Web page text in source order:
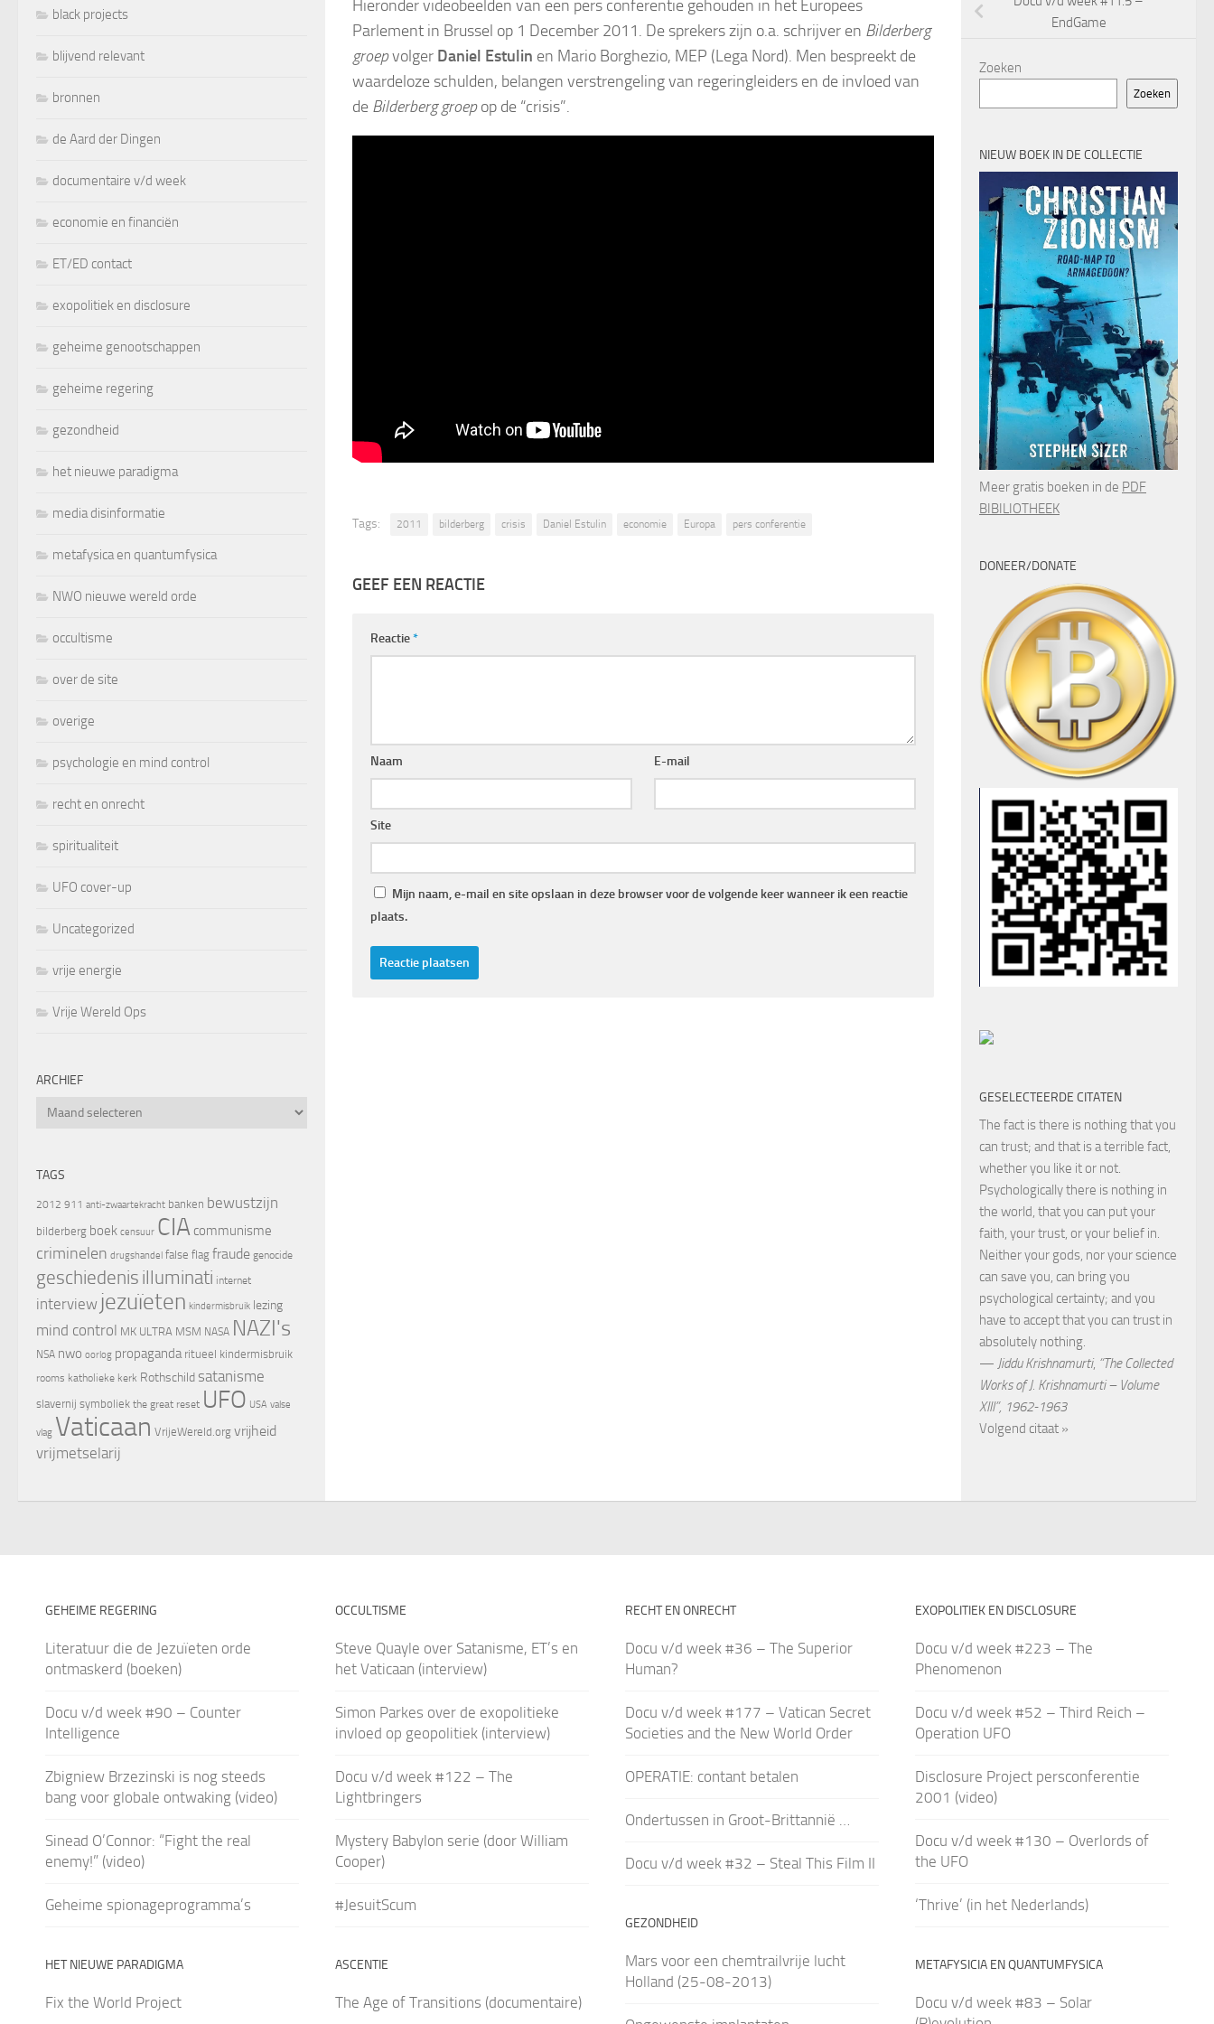
Hieronder videobeelden van een pers conferentie gehouden in het Europees
Parlement in Brussel op 1 December 2011. De sprekers zijn o.a. schrijver en Bilderberg
groepvolger Daniel Estulin en Mario Borghezio, MEP (Lega Nord). Men bespreekt de
waardeloze schulden, belangen verstrengeling van regeringleiders en de invloed van
de Bilderberg groepop de “crisis”.
Tags: 2011 bilderberg crisis Daniel Estulin economie Europa pers conferentie
GEEF EEN REACTIE
Reactie*
Naam E-mail
Site
Mijn naam, e-mail en site opslaan in deze browser voor de volgende keer wanneer ik een reactie
plaats.
black projects
blijvend relevant
bronnen
de Aard der Dingen
documentaire v/d week
economie en financiën
ET/ED contact
exopolitiek en disclosure
geheime genootschappen
geheime regering
gezondheid
het nieuwe paradigma
media disinformatie
metafysica en quantumfysica
NWO nieuwe wereld orde
occultisme
over de site
overige
psychologie en mind control
recht en onrecht
spiritualiteit
UFO cover-up
Uncategorized
vrije energie
Vrije Wereld Ops
ARCHIEF
Archief
TAGS
2012 911 anti-zwaartekracht banken bewustzijn
bilderberg boek censuur CIA communisme
criminelen drugshandel false flag fraude genocide
geschiedenis illuminati internet
interview jezuïeten kindermisbruik lezing
mind control MK ULTRA MSM NASA NAZI's
NSA nwo oorlog propaganda ritueel kindermisbruik
rooms katholieke kerk Rothschild satanisme
slavernij symboliek the great reset UFO USA valse
vlag Vaticaan VrijeWereld.org vrijheid
vrijmetselarij
EndGame
Zoeken
Zoeken
NIEUW BOEK IN DE COLLECTIE
Meer gratis boeken in de PDF
BIBILIOTHEEK
DONEER/DONATE
GESELECTEERDE CITATEN
The fact is there is nothing that you
can trust; and that is a terrible fact,
whether you like it or not.
Psychologically there is nothing in
the world, that you can put your
faith, your trust, or your belief in.
Neither your gods, nor your science
can save you, can bring you
psychological certainty; and you
have to accept that you can trust in
absolutely nothing.
— Jiddu Krishnamurti, “The Collected
Works of J. Krishnamurti – Volume
XIII”, 1962-1963
Volgend citaat »
GEHEIME REGERING
Literatuur die de Jezuïeten orde
ontmaskerd (boeken)
Docu v/d week #90 – Counter
Intelligence
Zbigniew Brzezinski is nog steeds
bang voor globale ontwaking (video)
Sinead O’Connor: “Fight the real
enemy!” (video)
Geheime spionageprogramma’s
HET NIEUWE PARADIGMA
Fix the World Project
OCCULTISME
Steve Quayle over Satanisme, ET’s en
het Vaticaan (interview)
Simon Parkes over de exopolitieke
invloed op geopolitiek (interview)
Docu v/d week #122 – The
Lightbringers
Mystery Babylon serie (door William
Cooper)
#JesuitScum
ASCENTIE
The Age of Transitions (documentaire)
RECHT EN ONRECHT
Docu v/d week #36 – The Superior
Human?
Docu v/d week #177 – Vatican Secret
Societies and the New World Order
OPERATIE: contant betalen
Ondertussen in Groot-Brittannië …
Docu v/d week #32 – Steal This Film II
GEZONDHEID
Mars voor een chemtrailvrije lucht
Holland (25-08-2013)
EXOPOLITIEK EN DISCLOSURE
Docu v/d week #223 – The
Phenomenon
Docu v/d week #52 – Third Reich –
Operation UFO
Disclosure Project persconferentie
2001 (video)
Docu v/d week #130 – Overlords of
the UFO
‘Thrive’ (in het Nederlands)
METAFYSICIA EN QUANTUMFYSICA
Docu v/d week #83 – Solar